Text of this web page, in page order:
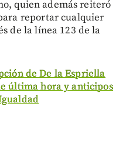
quien además reiteró
reportar cualquier
de la línea 123 de la
de De la Espriella
última hora y anticipos